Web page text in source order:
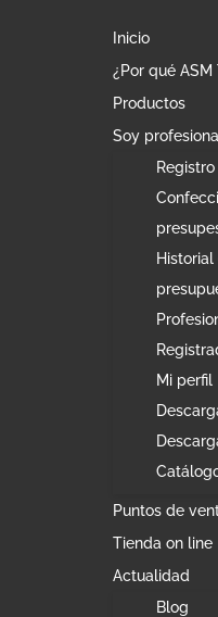
Inicio
¿Por qué ASM
Productos
Soy
Historial
Mi perfil
Puntos de
Tienda on line
Actualidad
Blog